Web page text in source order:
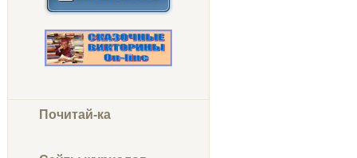
Почитай-ка